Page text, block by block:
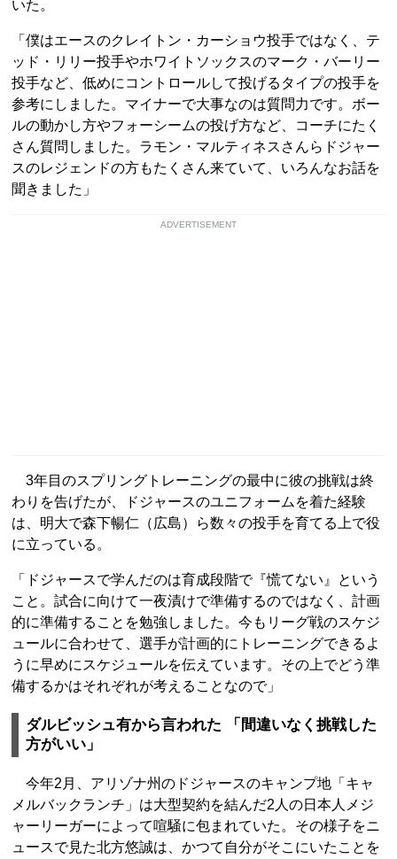
いた。
「僕はエースのクレイトン・カーショウ投手ではなく、テ
ッド・リリー投手やホワイトソックスのマーク・バーリー
投手など、低めにコントロールして投げるタイプの投手を
参考にしました。マイナーで大事なのは質問力です。ボー
ルの動かし方やフォーシームの投げ方など、コーチにたく
さん質問しました。ラモン・マルティネスさんらドジャー
スのレジェンドの方もたくさん来ていて、いろんなお話を
聞きました」
ADVERTISEMENT
3年目のスプリングトレーニングの最中に彼の挑戦は終
わりを告げたが、ドジャースのユニフォームを着た経験
は、明大で森下暢仁（広島）ら数々の投手を育てる上で役
に立っている。
「ドジャースで学んだのは育成段階で『慌てない』という
こと。試合に向けて一夜漬けで準備するのではなく、計画
的に準備することを勉強しました。今もリーグ戦のスケジ
ュールに合わせて、選手が計画的にトレーニングできるよ
うに早めにスケジュールを伝えています。その上でどう準
備するかはそれぞれが考えることなので」
ダルビッシュ有から言われた 「間違いなく挑戦した
方がいい」
今年2月、アリゾナ州のドジャースのキャンプ地「キャ
メルバックランチ」は大型契約を結んだ2人の日本人メジ
ャーリーガーによって喧騒に包まれていた。その様子をニ
ュースで見た北方悠誠は、かつて自分がそこにいたことを